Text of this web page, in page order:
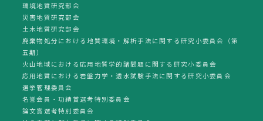
環境地質研究部会
災害地質研究部会
土木地質研究部会
廃棄物処分における地質環境・解析手法に関する研究小委員会（第
五期）
火山地域における応用地質学的諸問題に関する研究小委員会
応用地質における岩盤力学・透水試験手法に関する研究小委員会
選挙管理委員会
名誉会員・功績賞選考特別委員会
論文賞選考特別委員会